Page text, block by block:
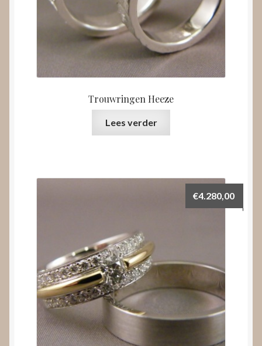
Trouwringen Heeze
Lees verder
€4.280,00